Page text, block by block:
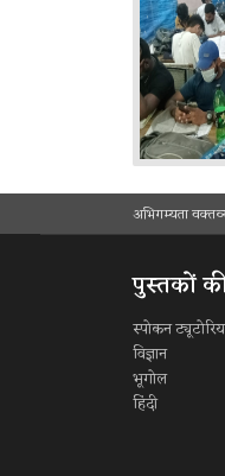
अभिगम्यता
पुस्तकों
स्पोकन
विज्ञान
भूगोल
हिंदी